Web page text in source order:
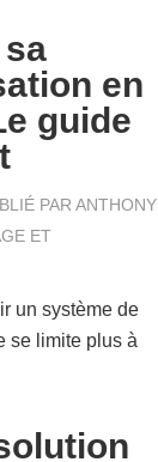
en
guide
PARANTHONY
ET
un système de
se limite plus à